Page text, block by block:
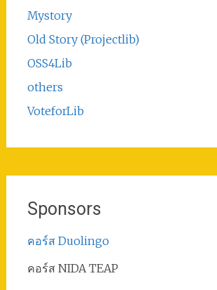
Mystory
Old Story (Projectlib)
OSS4Lib
others
VoteforLib
Sponsors
คอร์ส Duolingo
คอร์ส NIDA TEAP